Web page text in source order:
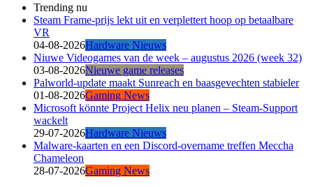
Trending nu
Steam Frame-prijs lekt uit en verplettert hoop op betaalbare
VR
04-08-2026Hardware Nieuws
Niuwe Videogames van de week – augustus 2026 (week 32)
03-08-2026Nieuwe game releases
Palworld-update maakt Sunreach en baasgevechten stabieler
01-08-2026Gaming News
Microsoft könnte Project Helix neu planen – Steam-Support
wackelt
29-07-2026Hardware Nieuws
Malware-kaarten en een Discord-overname treffen Meccha
Chameleon
28-07-2026Gaming News